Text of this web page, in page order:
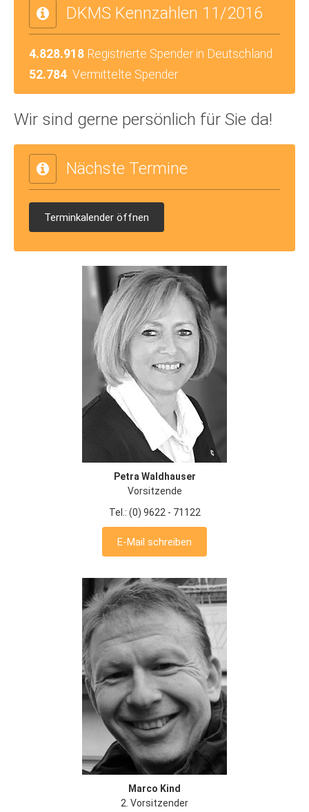
DKMS Kennzahlen 11/2016
4.828.918 Registrierte Spender in Deutschland
52.784 Vermittelte Spender
Wir sind gerne persönlich für Sie da!
Nächste Termine
Terminkalender öffnen
Petra Waldhauser
Vorsitzende
Tel.: (0) 9622 - 71122
E-Mail schreiben
Marco Kind
2. Vorsitzender